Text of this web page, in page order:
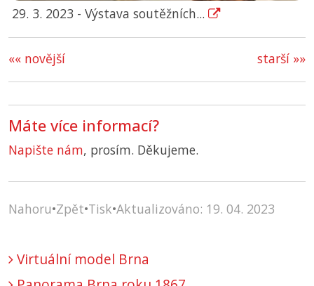
29. 3. 2023 - Výstava soutěžních...
starší »»
«« novější
Máte více informací?
Napište nám, prosím. Děkujeme.
Nahoru•Zpět•Tisk•Aktualizováno: 19. 04. 2023
Virtuální model Brna